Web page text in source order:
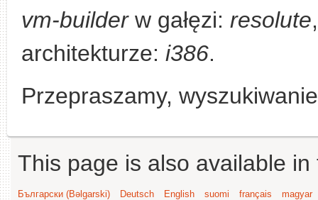
vm-builderw gałęzi: resolute
architekturze: i386.
Przepraszamy,
This page is also available
Български (Bəlgarski) Deutsch English suomi français
magyar